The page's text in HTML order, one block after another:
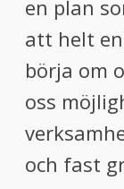
en plan
att helt
börja om
oss
och fast